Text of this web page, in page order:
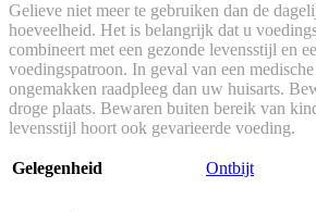
Gelieve niet meer te gebruiken dan de
hoeveelheid. Het is belangrijk dat u
combineert met een gezonde levensstijl en
voedingspatroon. In geval van een
ongemakken raadpleeg dan uw huisarts.
droge plaats. Bewaren buiten bereik van
levensstijl hoort ook gevarieerde voeding.
Gelegenheid Ontbijt